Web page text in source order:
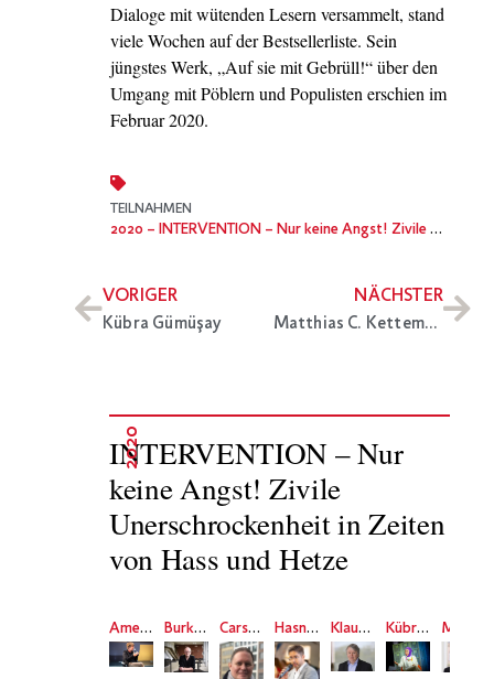
Dialoge mit wütenden Lesern versammelt, stand
viele Wochen auf der Bestsellerliste. Sein
jüngstes Werk, „Auf sie mit Gebrüll!“ über den
Umgang mit Pöblern und Populisten erschien im
Februar 2020.
TEILNAHMEN
2020 – INTERVENTION – Nur keine Angst! Zivile Unerschrockenheit in Zeiten von Hass und Hetze
VORIGER
Kübra Gümüşay
NÄCHSTER
Matthias C. Kettemann
2020
INTERVENTION – Nur
keine Angst! Zivile
Unerschrockenheit in Zeiten
von Hass und Hetze
Amelie Deuflhard Burkhard C. Kosminski Carsten Brosda Hasnain Kazim Klaus Günther Kübra Gümüşay